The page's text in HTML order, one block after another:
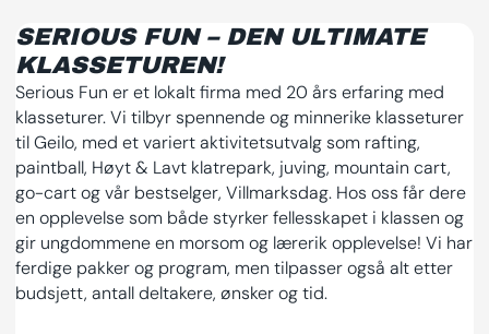
SERIOUS FUN – DEN ULTIMATE
KLASSETUREN!
Serious Fun er et lokalt firma med 20 års erfaring med
klasseturer. Vi tilbyr spennende og minnerike klasseturer
til Geilo, med et variert aktivitetsutvalg som rafting,
paintball, Høyt & Lavt klatrepark, juving, mountain cart,
go-cart og vår bestselger, Villmarksdag. Hos oss får dere
en opplevelse som både styrker fellesskapet i klassen og
gir ungdommene en morsom og lærerik opplevelse! Vi har
ferdige pakker og program, men tilpasser også alt etter
budsjett, antall deltakere, ønsker og tid.